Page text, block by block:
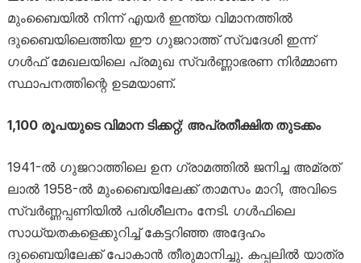
മുംബൈയിൽ നിന്ന് എയർ ഇന്ത്യ വിമാനത്തിൽ
ദുബൈയിലെത്തിയ ഈ ഗുജറാത്ത് സ്വദേശി ഇന്ന്
ഗൾഫ് മേഖലയിലെ പ്രമുഖ സ്വർണ്ണാഭരണ നിർമ്മാണ
സ്ഥാപനത്തിന്റെ ഉടമയാണ്.
1,100 രൂപയുടെ വിമാന ടിക്കറ്റ്; അപ്രതീക്ഷിത തുടക്കം
1941-ൽ ഗുജറാത്തിലെ ഉന ഗ്രാമത്തിൽ ജനിച്ച അമ്രത്
ലാൽ 1958-ൽ മുംബൈയിലേക്ക് താമസം മാറി, അവിടെ
സ്വർണ്ണപ്പണിയിൽ പരിശീലനം നേടി. ഗൾഫിലെ
സാധ്യതകളെക്കുറിച്ച് കേട്ടറിഞ്ഞ അദ്ദേഹം
ദുബൈയിലേക്ക് പോകാൻ തീരുമാനിച്ചു. കപ്പലിൽ യാത്ര